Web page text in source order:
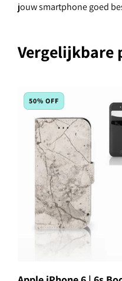
jouw smartphone goed
Vergelijkbare
50% OFF